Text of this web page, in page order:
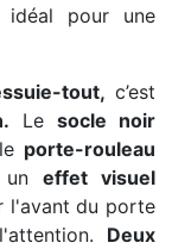
pour une
tout, c’est
Le socle noir
porte-rouleau
effet visuel
l'avant du porte
Deux